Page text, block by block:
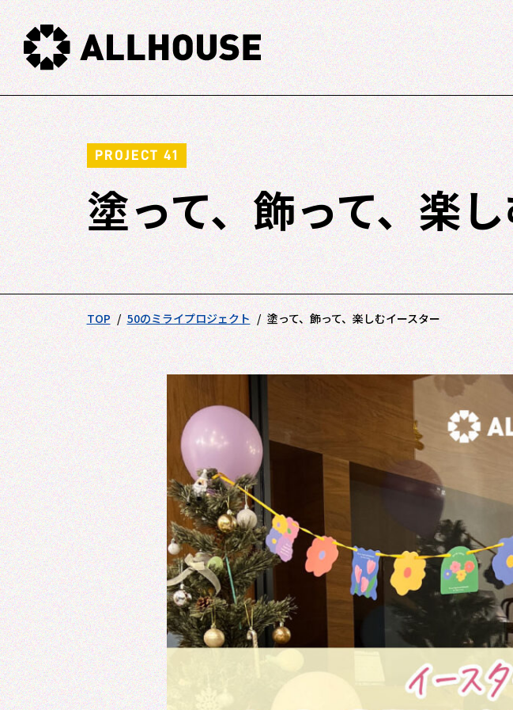
PROJECT 41
塗って、飾って、楽
TOP 50のミライプロジェクト 塗って、飾って、楽しむイースター